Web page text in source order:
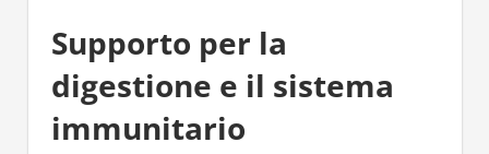
Supporto per la
digestione e il sistema
immunitario